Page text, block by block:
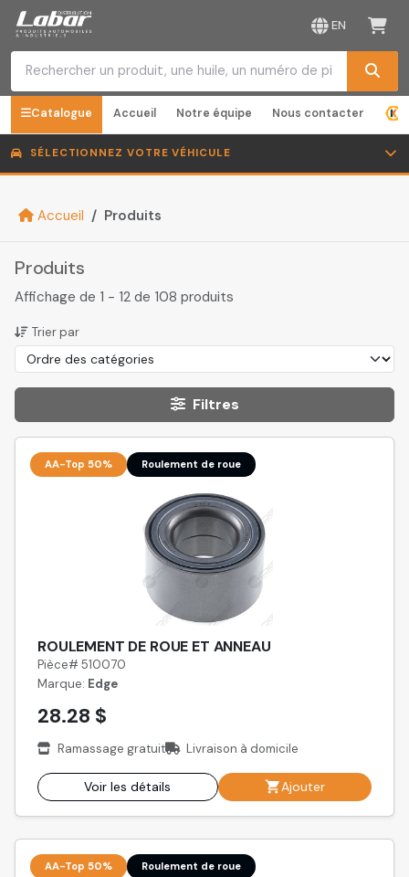
EN
Catalogue Accueil Notre équipe Nous contacter
SÉLECTIONNEZ VOTRE VÉHICULE
Accueil Produits
Produits
Affichage de 1 - 12 de 108 produits
Trier par
Filtres
AA-Top 50% Roulement de roue
ROULEMENT DE ROUE ET ANNEAU
Pièce# 510070
Marque: Edge
28.28 $
Ramassage gratuit Livraison à domicile
Voir les détails Ajouter
AA-Top 50% Roulement de roue